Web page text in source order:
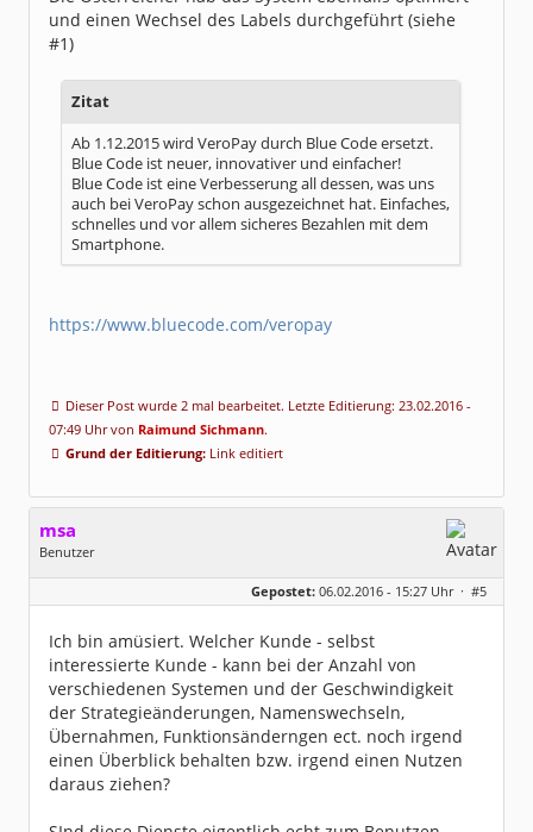
und einen Wechsel des Labels durchgeführt (siehe
#1)
Zitat
Ab 1.12.2015 wird VeroPay durch Blue Code ersetzt.
Blue Code ist neuer, innovativer und einfacher!
Blue Code ist eine Verbesserung all dessen, was uns
auch bei VeroPay schon ausgezeichnet hat. Einfaches,
schnelles und vor allem sicheres Bezahlen mit dem
Smartphone.
https://www.bluecode.com/veropay
Dieser Post wurde 2 mal bearbeitet. Letzte Editierung: 23.02.2016 -
07:49 Uhr von Raimund Sichmann.
Grund der Editierung: Link editiert
msa
Benutzer
Geschlecht:
Alter:
64
Dabei seit:
03 / 2007
Gepostet: 06.02.2016 - 15:27 Uhr · #5
Ich bin amüsiert. Welcher Kunde - selbst
interessierte Kunde - kann bei der Anzahl von
verschiedenen Systemen und der Geschwindigkeit
der Strategieänderungen, Namenswechseln,
Übernahmen, Funktionsänderngen ect. noch irgend
einen Überblick behalten bzw. irgend einen Nutzen
daraus ziehen?